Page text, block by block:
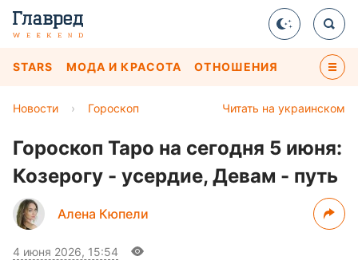
STARS МОДА И КРАСОТА ОТНОШЕНИЯ
Читать на украинском
Новости › Гороскоп
Гороскоп Таро на сегодня 5 июня:
Козерогу - усердие, Девам - путь
Алена Кюпели
4 июня 2026, 15:54